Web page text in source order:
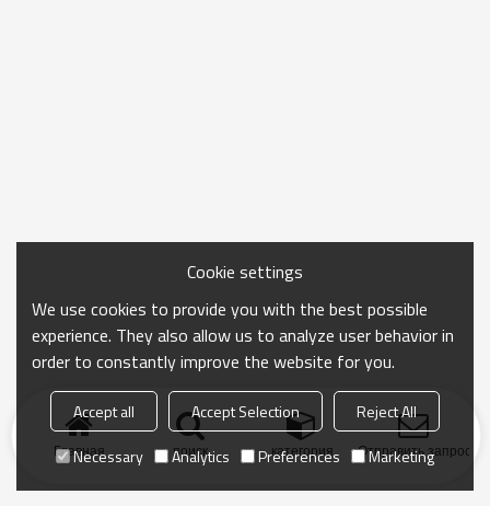
Главная поиск категория Отправить запрос
Cookie settings
We use cookies to provide you with the best possible
experience. They also allow us to analyze user behavior in
order to constantly improve the website for you.
Accept all Accept Selection
Reject All
Necessary
Analytics Preferences Marketing